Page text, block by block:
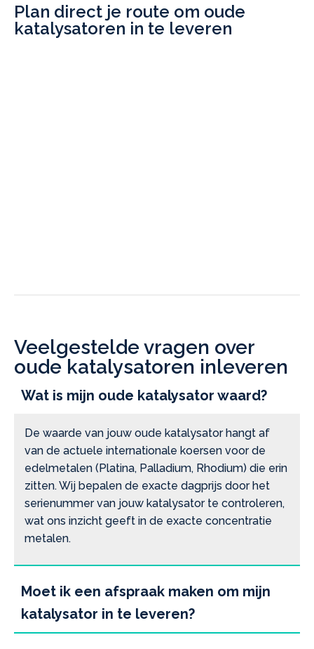
Plan direct je route om oude
katalysatoren in te leveren
Veelgestelde vragen over
oude katalysatoren inleveren
Wat is mijn oude katalysator waard?
De waarde van jouw oude katalysator hangt af
van de actuele internationale koersen voor de
edelmetalen (Platina, Palladium, Rhodium) die erin
zitten. Wij bepalen de exacte dagprijs door het
serienummer van jouw katalysator te controleren,
wat ons inzicht geeft in de exacte concentratie
metalen.
Moet ik een afspraak maken om mijn
katalysator in te leveren?